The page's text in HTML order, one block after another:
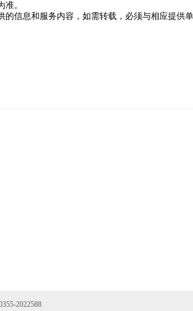
。
息和服务内容，如需转载，必须与相应提供单
2022588